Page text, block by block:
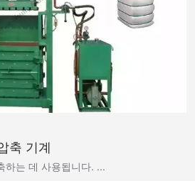
축 기계
하는 데 사용됩니다. ...